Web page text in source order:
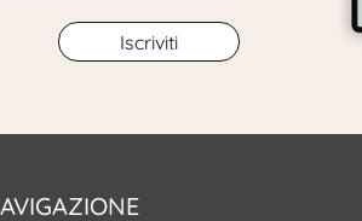
Iscriviti